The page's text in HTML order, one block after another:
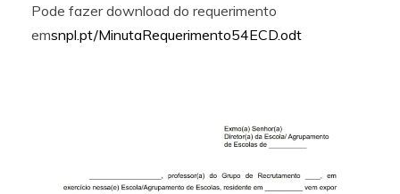
Pode fazer download do requerimento
emsnpl.pt/MinutaRequerimento54ECD.odt